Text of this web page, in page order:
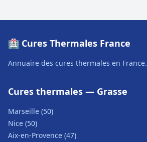
🏥 Cures Thermales France
Annuaire des cures thermales en France.
Cures thermales — Grasse
Marseille (50)
Nice (50)
Aix-en-Provence (47)